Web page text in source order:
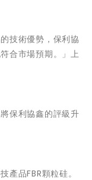
技術優勢，保利協
合市場預期。」上
保利協鑫的評級升
產品FBR顆粒硅。